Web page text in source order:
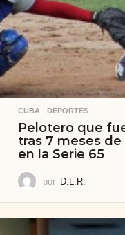
CUBA ,DEPORTES
Pelotero que
tras 7 meses de
en la Serie 65
por D.L.R.